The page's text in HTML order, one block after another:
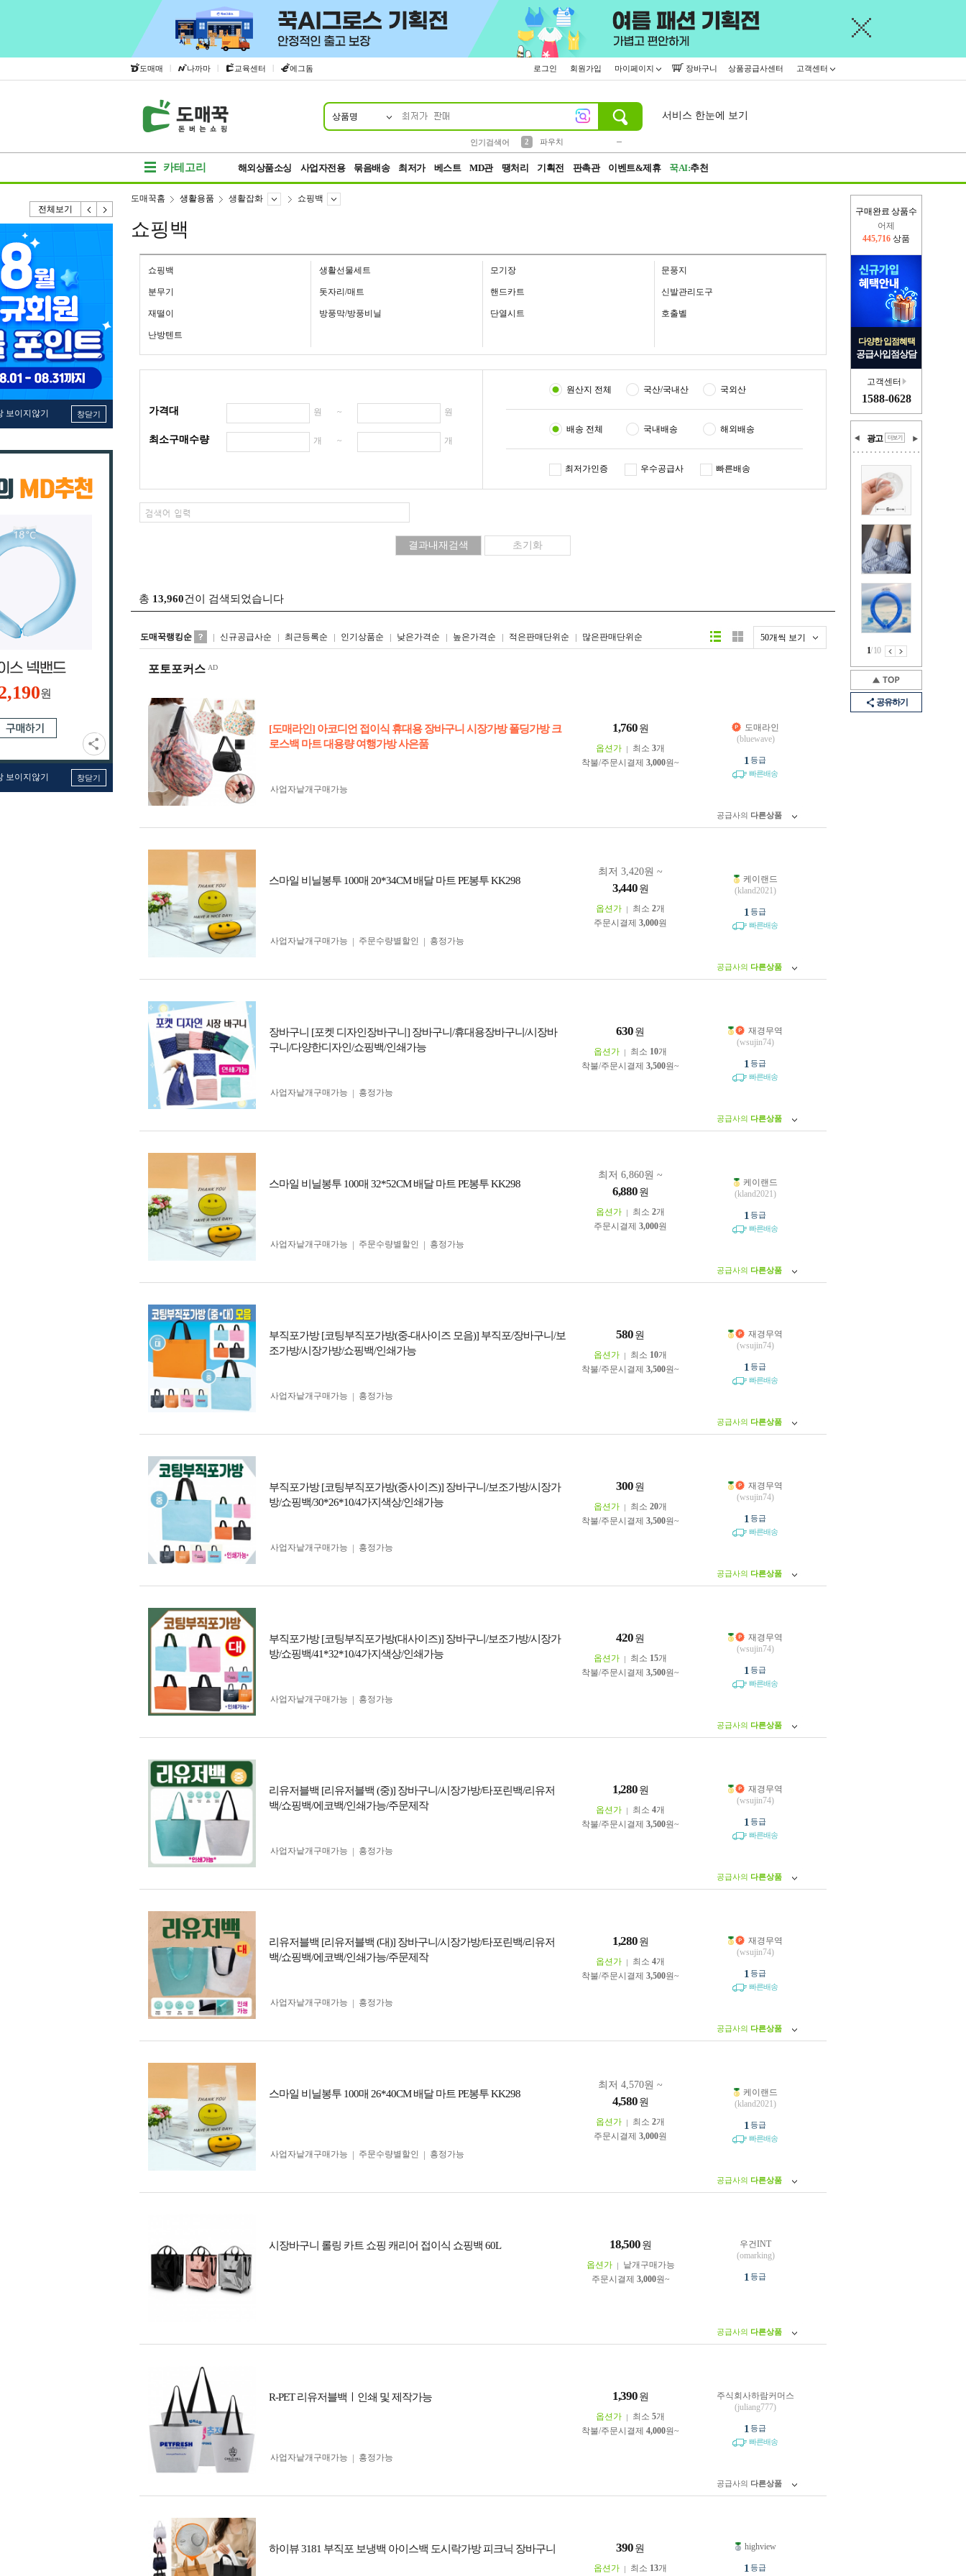
도매매 | 나까마 | 교육센터 | 에그돔 로그인 회원가입 마이페이지 장바구니 상품공급사센터 고객센터
상품명
인기검색어
2
파우치
서비스 한눈에 보기
카테고리 해외상품소싱 사업자전용 묶음배송 최저가 베스트 MD관 땡처리 기획전 판촉관 이벤트&제휴 꾹AI:추천
전체보기
보이지않기 창닫기
원
보이지않기 창닫기
구매완료 상품수
어제
445,716상품
오늘(현재)
다양한 입점혜택
공급사입점상담
고객센터
1588-0628
광고
1/10
공유하기
도매꾹홈 생활용품 생활잡화 쇼핑백
쇼핑백
쇼핑백 생활선물세트 모기장 문풍지
분무기 돗자리/매트 핸드카트 신발관리도구
재떨이 방풍막/방풍비닐 단열시트 호출벨
난방텐트
가격대 원 ~ 원
최소구매수량 개 ~ 개
원산지 전체 국산/국내산 국외산
배송 전체 국내배송 해외배송
최저가인증 우수공급사 빠른배송
총 13,960건이 검색되었습니다
도매꾹랭킹순 신규공급사순 최근등록순 인기상품순 낮은가격순 높은가격순 적은판매단위순 많은판매단위순 50개씩 보기
리스트형갤러리형
포토포커스
[도매라인] 아코디언 접이식 휴대용 장바구니 시장가방 폴딩가방 크
로스백 마트 대용량 여행가방 사은품
1,760 원
옵션가 최소 3개
착불/주문시결제 3,000원~
사업자 낱개구매가능
도매라인
(bluewave)
1 등급
빠른배송
공급사의 다른상품
스마일 비닐봉투 100매 20*34CM 배달 마트 PE봉투 KK298
최저 3,420원 ~
3,440 원
옵션가 최소 2개
주문시결제 3,000원
사업자 낱개구매가능
주문수량별할인 흥정가능
케이랜드
(kland2021)
1 등급
빠른배송
공급사의 다른상품
장바구니 [포켓 디자인장바구니] 장바구니/휴대용장바구니/시장바
구니/다양한디자인/쇼핑백/인쇄가능
630 원
옵션가 최소 10개
착불/주문시결제 3,500원~
사업자 낱개구매가능 흥정가능
재경무역
(wsujin74)
1 등급
빠른배송
공급사의 다른상품
스마일 비닐봉투 100매 32*52CM 배달 마트 PE봉투 KK298
최저 6,860원 ~
6,880 원
옵션가 최소 2개
주문시결제 3,000원
사업자 낱개구매가능
주문수량별할인 흥정가능
케이랜드
(kland2021)
1 등급
빠른배송
공급사의 다른상품
부직포가방 [코팅부직포가방(중-대사이즈 모음)] 부직포/장바구니/보
조가방/시장가방/쇼핑백/인쇄가능
580 원
옵션가 최소 10개
착불/주문시결제 3,500원~
사업자 낱개구매가능 흥정가능
재경무역
(wsujin74)
1 등급
빠른배송
공급사의 다른상품
부직포가방 [코팅부직포가방(중사이즈)] 장바구니/보조가방/시장가
방/쇼핑백/30*26*10/4가지색상/인쇄가능
300 원
옵션가 최소 20개
착불/주문시결제 3,500원~
사업자 낱개구매가능 흥정가능
재경무역
(wsujin74)
1 등급
빠른배송
공급사의 다른상품
부직포가방 [코팅부직포가방(대사이즈)] 장바구니/보조가방/시장가
방/쇼핑백/41*32*10/4가지색상/인쇄가능
420 원
옵션가 최소 15개
착불/주문시결제 3,500원~
사업자 낱개구매가능 흥정가능
재경무역
(wsujin74)
1 등급
빠른배송
공급사의 다른상품
리유저블백 [리유저블백 (중)] 장바구니/시장가방/타포린백/리유저
백/쇼핑백/에코백/인쇄가능/주문제작
1,280 원
옵션가 최소 4개
착불/주문시결제 3,500원~
사업자 낱개구매가능 흥정가능
재경무역
(wsujin74)
1 등급
빠른배송
공급사의 다른상품
리유저블백 [리유저블백 (대)] 장바구니/시장가방/타포린백/리유저
백/쇼핑백/에코백/인쇄가능/주문제작
1,280 원
옵션가 최소 4개
착불/주문시결제 3,500원~
사업자 낱개구매가능 흥정가능
재경무역
(wsujin74)
1 등급
빠른배송
공급사의 다른상품
스마일 비닐봉투 100매 26*40CM 배달 마트 PE봉투 KK298
최저 4,570원 ~
4,580 원
옵션가 최소 2개
주문시결제 3,000원
사업자 낱개구매가능
주문수량별할인 흥정가능
케이랜드
(kland2021)
1 등급
빠른배송
공급사의 다른상품
시장바구니 롤링 카트 쇼핑 캐리어 접이식 쇼핑백 60L 18,500 원
옵션가
낱개구매가능
주문시결제 3,000원~
우건INT
(omarking)
1 등급
공급사의 다른상품
R-PET 리유저블백ㅣ인쇄 및 제작가능 1,390 원
옵션가 최소 5개
착불/주문시결제 4,000원~
사업자 낱개구매가능 흥정가능
주식회사하람커머스
(juliang777)
1 등급
빠른배송
공급사의 다른상품
하이뷰 3181 부직포 보냉백 아이스백 도시락가방 피크닉 장바구니 390 원
옵션가 최소 13개
highview
1 등급